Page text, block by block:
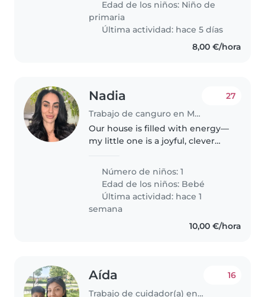
Edad de los niños: Niño de
primaria
Última actividad: hace 5 días
8,00 €/hora
Nadia
Trabajo de canguro en Madrid
27
Our house is filled with energy—
my little one is a joyful, clever
We need a warm Babysitter who
can communicate in English or
Spanish to join our home...
Número de niños: 1
Edad de los niños: Bebé
Última actividad: hace 1
semana
10,00 €/hora
Aída
Trabajo de cuidador(a) en Madrid
16